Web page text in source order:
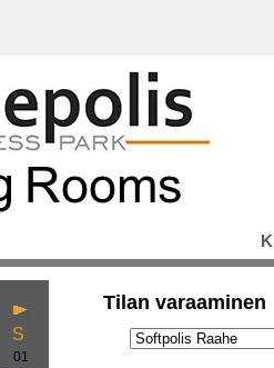
S
01
Tilan varaaminen